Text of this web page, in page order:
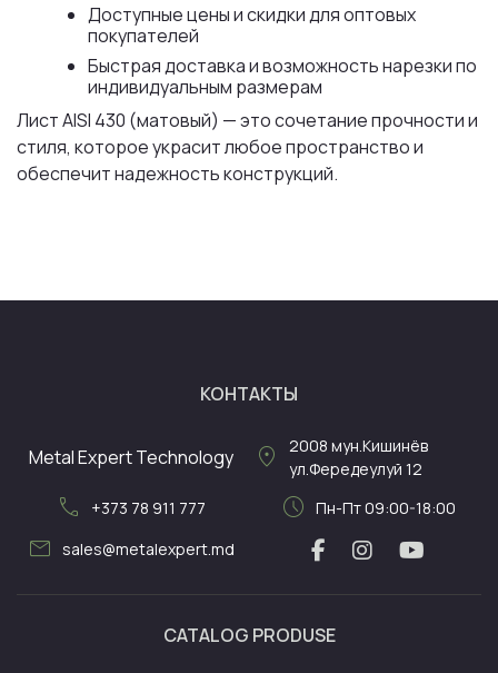
Доступные цены и скидки для оптовых
покупателей
Быстрая доставка и возможность нарезки по
индивидуальным размерам
Лист AISI 430 (матовый) — это сочетание прочности и
стиля, которое украсит любое пространство и
обеспечит надежность конструкций.
КОНТАКТЫ
Metal Expert Technology location_on 2008 мун.Кишинёв
ул.Фередеулуй 12
call +373 78 911 777 schedule Пн-Пт 09:00-18:00
mail sales@metalexpert.md
CATALOG PRODUSE